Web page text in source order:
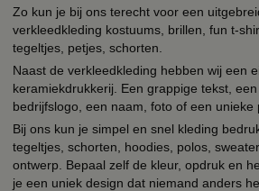
Zo kun je bij ons terecht voor een
verkleedkleding kostuums, brillen, fun t-
tegeltjes, petjes, schorten.
Naast de verkleedkleding hebben wij een
keramiekdrukkerij. Een grappige tekst,
bedrijfslogo, een naam, foto of een unieke
Bij ons kun je simpel en snel kleding
tegeltjes, schorten, hoodies, polos,
ontwerp. Bepaal zelf de kleur, opdruk en
je een uniek design dat niemand anders